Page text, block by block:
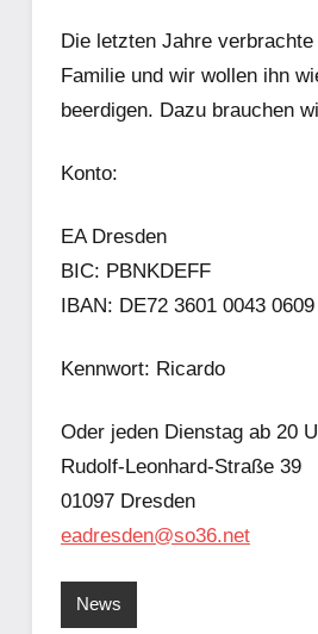
Die letzten Jahre
Familie und wir wollen ihn
beerdigen. Dazu brauchen
Konto:
EA Dresden
BIC: PBNKDEFF
IBAN: DE72 3601 0043
Kennwort: Ricardo
Oder jeden Dienstag ab 20
Rudolf-Leonhard-Straße 39
01097 Dresden
eadresden@so36.net
News